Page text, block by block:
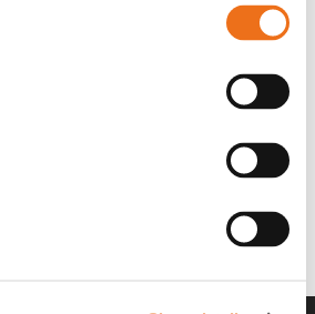
Lägg till i varukorg
R6/14 Rotor teeth 8t/6k 0Gr/8 R6/14